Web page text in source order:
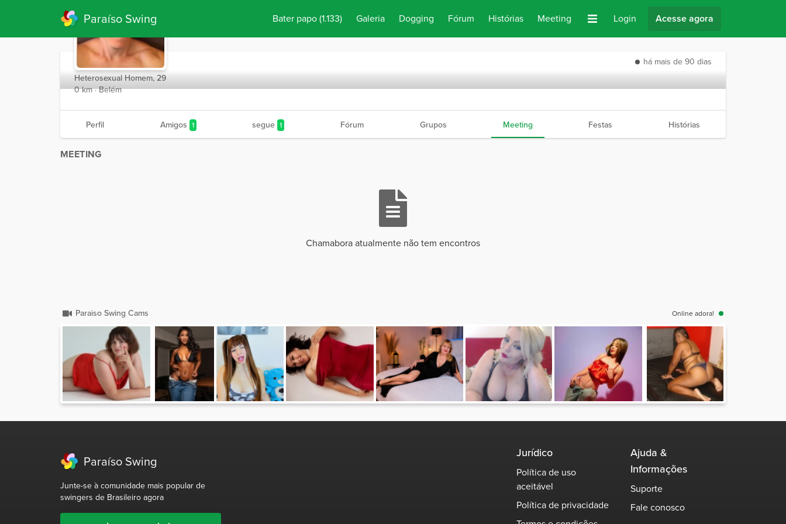
Paraíso Swing Bater papo(1.133) Galeria Dogging Fórum Histórias Meeting Login Acesse agora
Chamabora
há mais de 90 dias
Heterosexual Homem, 29
0 km · Belém
Perfil Amigos 1 segue 1 Fórum Grupos Meeting Festas Histórias
MEETING
Chamabora atualmente não tem encontros
Paraiso Swing Cams Online adora!
Paraíso Swing
Junte-se à comunidade mais popular de
swingers de Brasileiro agora
Jurídico
Política de uso
aceitável
Política de privacidade
Ajuda &
Informações
Suporte
Fale conosco